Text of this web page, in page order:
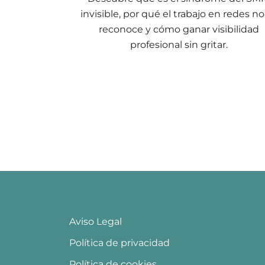
invisible, por qué el trabajo en redes
reconoce y cómo ganar visibilidad
profesional sin gritar.
Aviso Legal
Política de privacidad